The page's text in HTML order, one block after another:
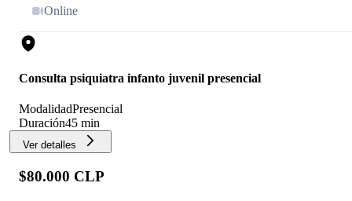
Online
Consulta psiquiatra infanto juvenil presencial
ModalidadPresencial
Duración45 min
Ver detalles
$80.000 CLP